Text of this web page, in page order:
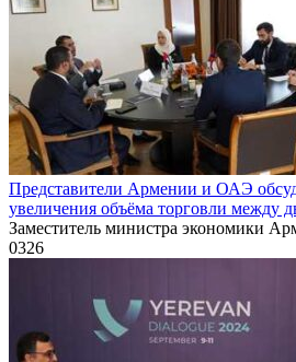
Представители Армении и ОАЭ
увеличения объёма торговли между
Заместитель министра экономики
0326